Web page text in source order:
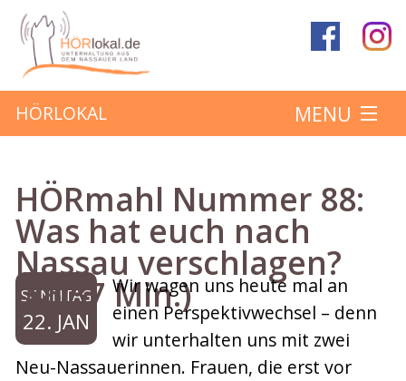
HÖRLOKAL MENU
Hörbeiträge
Über das Projekt
Mitmachen
Kontakt
HÖRmahl Nummer 88:
Was hat euch nach
Nassau verschlagen?
(46:37 Min.)
SONNTAG
22. JAN
Wir wagen uns heute mal an
einen Perspektivwechsel – denn
wir unterhalten uns mit zwei
Neu-Nassauerinnen. Frauen, die erst vor